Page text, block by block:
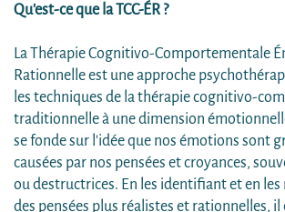
Qu'est-ce que la TCC-ÉR ?
La Thérapie Cognitivo-Comportementale
Rationnelle est une approche
les techniques de la thérapie cognitivo-
traditionnelle à une dimension
se fonde sur l'idée que nos émotions sont
causées par nos pensées et croyances,
ou destructrices. En les identifiant et en
des pensées plus réalistes et rationnelles, il